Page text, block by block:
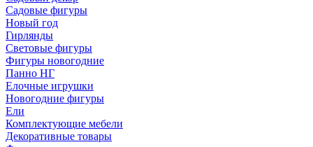
Садовые фигуры
Новый год
Гирлянды
Световые фигуры
Фигуры новогодние
Панно НГ
Елочные игрушки
Новогодние фигуры
Ели
Комплектующие мебели
Декоративные товары